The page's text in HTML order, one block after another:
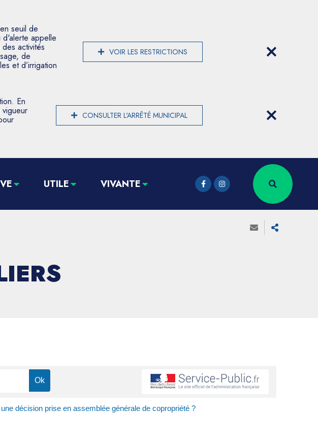
seuil de
d'alerte appelle
activités
de
et d’irrigation
VOIR LES RESTRICTIONS
En
CONSULTER L'ARRÊTÉ MUNICIPAL
UTILE VIVANTE
décision prise en assemblée générale de copropriété ?